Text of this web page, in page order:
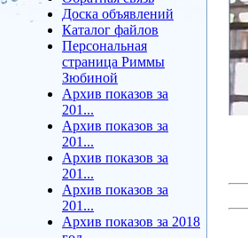
Доска объявлений
Каталог файлов
Персональная
страница Риммы
Зюбиной
Архив показов за
201...
Архив показов за
201...
Архив показов за
201...
Архив показов за
201...
Архив показов за 2018